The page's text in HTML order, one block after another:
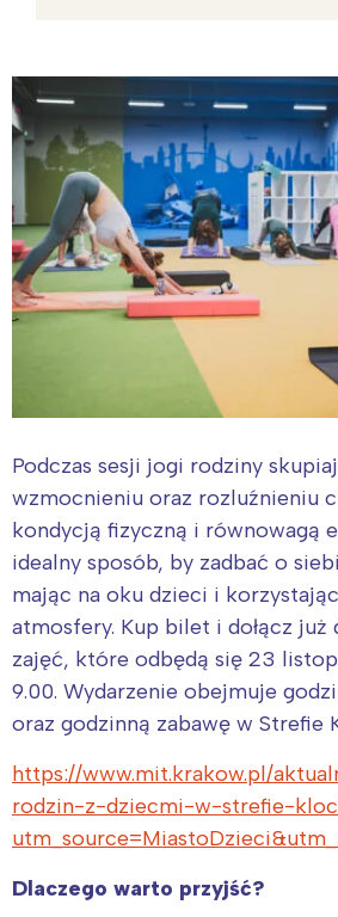
Podczas sesji jogi rodziny
wzmocnieniu oraz rozluźnieniu
kondycją fizyczną i równowagą
idealny sposób, by zadbać o
mając na oku dzieci i
atmosfery. Kup bilet i dołącz
zajęć, które odbędą się 23
9.00. Wydarzenie obejmuje
oraz godzinną zabawę w Strefie
https://www.mit.krakow.pl/
rodzin-z-dziecmi-w-strefie-
Dlaczego warto przyjść?